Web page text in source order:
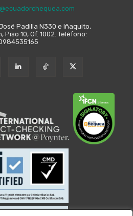
Padilla N330 e Iñaquito,
Piso 10, Of. 1002. Teléfono: